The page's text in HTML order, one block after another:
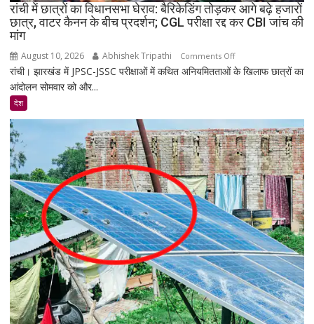
रांची में छात्रों का विधानसभा घेराव: बैरिकेडिंग तोड़कर आगे बढ़े हजारों
छात्र, वाटर कैनन के बीच प्रदर्शन; CGL परीक्षा रद्द कर CBI जांच की
मांग
August 10, 2026 Abhishek Tripathi Comments Offon
रांची
विधानसभा
घेराव:
बैरिकेडिंग
तोड़कर
आगे
बढ़े
हजारों
छात्र,
वाटर
कैनन
के
बीच
प्रदर्शन;
रांची। झारखंड में JPSC-JSSC परीक्षाओं में कथित अनियमितताओं के खिलाफ छात्रों का
आंदोलन सोमवार को और...
देश